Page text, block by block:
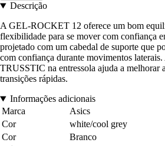
Descrição
A GEL-ROCKET 12 oferece um bom
flexibilidade para se mover com confiança
projetado com um cabedal de suporte que
com confiança durante movimentos
TRUSSTIC na entressola ajuda a melhorar
transições rápidas.
Informações adicionais
Marca
Asics
Cor
white/cool grey
Cor
Branco